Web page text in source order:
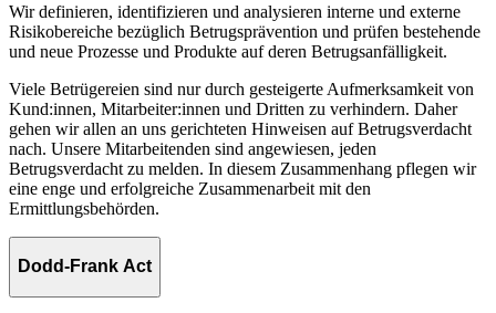
Wir definieren, identifizieren und analysieren interne und externe
Risikobereiche bezüglich Betrugsprävention und prüfen bestehende
und neue Prozesse und Produkte auf deren Betrugsanfälligkeit.
Viele Betrügereien sind nur durch gesteigerte Aufmerksamkeit von
Kund:innen, Mitarbeiter:innen und Dritten zu verhindern. Daher
gehen wir allen an uns gerichteten Hinweisen auf Betrugsverdacht
nach. Unsere Mitarbeitenden sind angewiesen, jeden
Betrugsverdacht zu melden. In diesem Zusammenhang pflegen wir
eine enge und erfolgreiche Zusammenarbeit mit den
Ermittlungsbehörden.
Dodd-Frank Act